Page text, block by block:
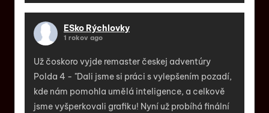
ESko Rýchlovky
1 rokov ago
Už čoskoro vyjde remaster českej adventúry
Polda 4 - "Dali jsme si práci s vylepšením pozadí,
kde nám pomohla umělá inteligence, a celkově
jsme vyšperkovali grafiku! Nyní už probíhá finální